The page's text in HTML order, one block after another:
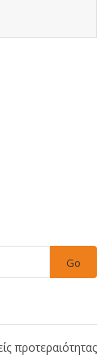
Go
προτεραιότητας